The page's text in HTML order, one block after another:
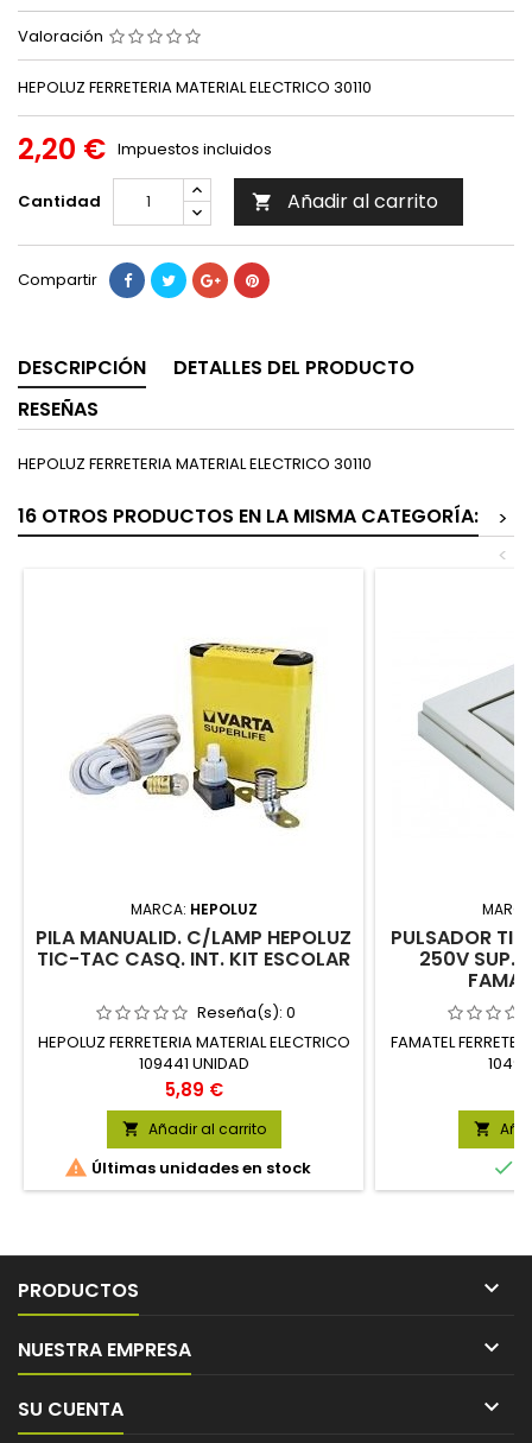
Valoración
HEPOLUZ FERRETERIA MATERIAL ELECTRICO 30110
2,20 € Impuestos incluidos
Cantidad  Añadir al carrito
Compartir
DESCRIPCIÓN
DETALLES DEL PRODUCTO
RESEÑAS
HEPOLUZ FERRETERIA MATERIAL ELECTRICO 30110
16 OTROS PRODUCTOS EN LA MISMA CATEGORÍA:
>
<
MARCA: HEPOLUZ
PILA MANUALID. C/LAMP HEPOLUZ
TIC-TAC CASQ. INT. KIT ESCOLAR
Reseña(s): 0
HEPOLUZ FERRETERIA MATERIAL ELECTRICO
109441 UNIDAD
Precio
5,89 €
 Añadir al carrito
 Últimas unidades en stock
PULSADOR
250V SUP.
FAMATEL


PRODUCTOS 
NUESTRA EMPRESA 
SU CUENTA 